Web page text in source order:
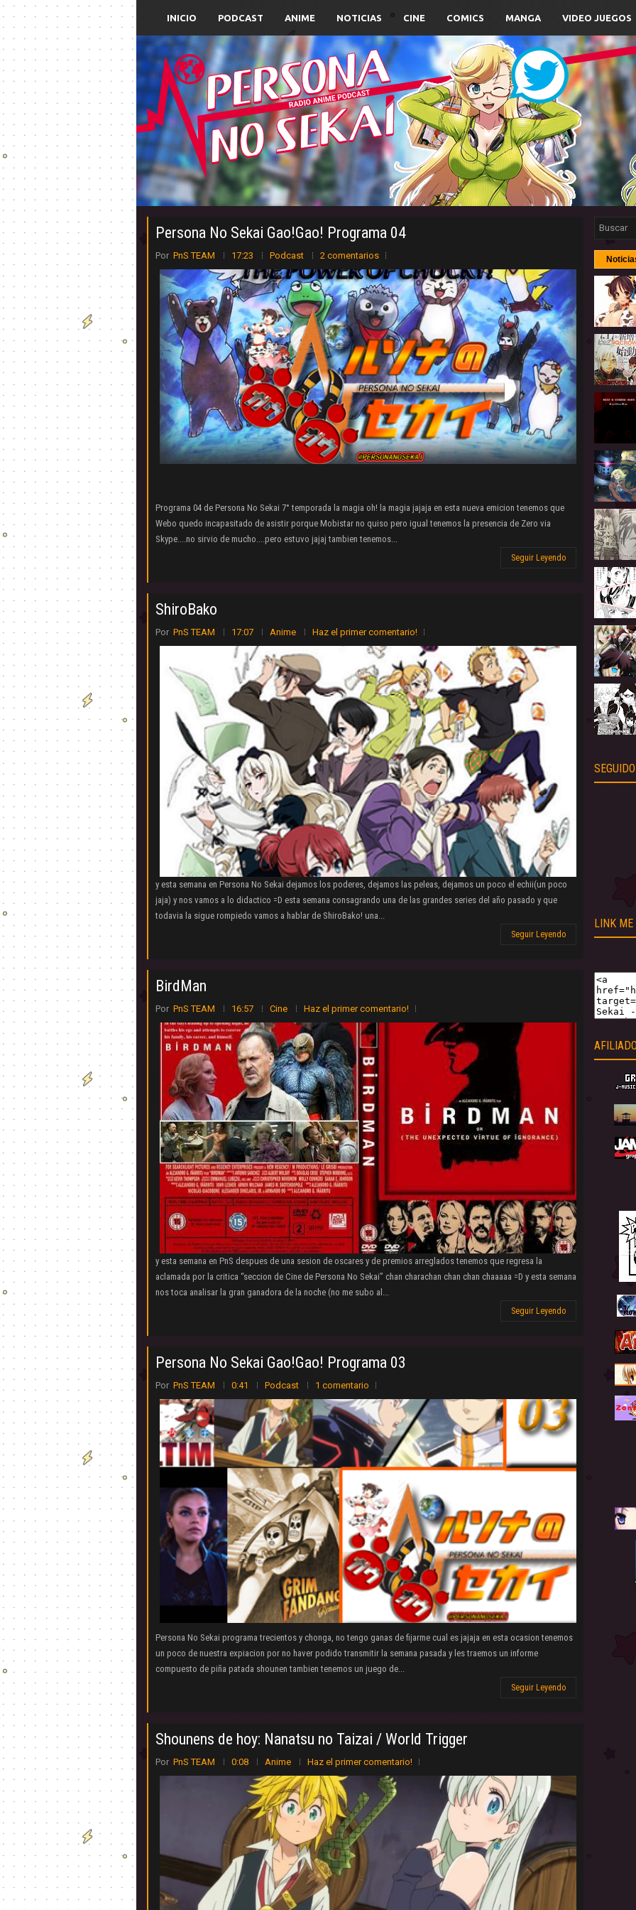
INICIO PODCAST ANIME NOTICIAS CINE COMICS MANGA VIDEO JUEGOS
Persona No Sekai Gao!Gao! Programa 04
Por PnS TEAM 17:23 Podcast 2 comentarios
Programa 04 de Persona No Sekai 7° temporada la magia oh! la magia jajaja en esta nueva emicion tenemos que
Webo quedo incapasitado de asistir porque Mobistar no quiso pero igual tenemos la presencia de Zero via
Skype....no sirvio de mucho....pero estuvo jajaj tambien tenemos...
Seguir Leyendo
ShiroBako
Por PnS TEAM 17:07 Anime Haz el primer comentario!
y esta semana en Persona No Sekai dejamos los poderes, dejamos las peleas, dejamos un poco el echii(un poco
jaja) y nos vamos a lo didactico =D esta semana consagrando una de las grandes series del año pasado y que
todavia la sigue rompiedo vamos a hablar de ShiroBako! una...
Seguir Leyendo
BirdMan
Por PnS TEAM 16:57 Cine Haz el primer comentario!
y esta semana en PnS despues de una sesion de oscares y de premios arreglados tenemos que regresa la
aclamada por la critica “seccion de Cine de Persona No Sekai” chan charachan chan chan chaaaaa =D y esta semana
nos toca analisar la gran ganadora de la noche (no me subo al...
Seguir Leyendo
Persona No Sekai Gao!Gao! Programa 03
Por PnS TEAM 0:41 Podcast 1 comentario
Persona No Sekai programa trecientos y chonga, no tengo ganas de fijarme cual es jajaja en esta ocasion tenemos
un poco de nuestra expiacion por no haver podido transmitir la semana pasada y les traemos un informe
compuesto de piña patada shounen tambien tenemos un juego de...
Seguir Leyendo
Shounens de hoy: Nanatsu no Taizai / World Trigger
Por PnS TEAM 0:08 Anime Haz el primer comentario!
LINK ME